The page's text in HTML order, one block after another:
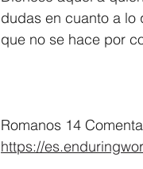
dudas en cuanto a lo
que no se hace por
Romanos 14
https://